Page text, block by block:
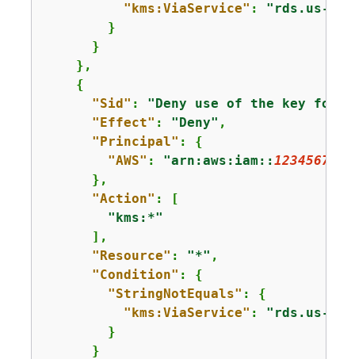
"kms:ViaService" : "rds.us-
        }
      }
    },
{
"Sid" : "Deny use of the key for
"Effect" : "Deny" ,
"Principal" : {
"AWS" : "arn:aws:iam::
      },
"Action" : [
"kms:*"
      ],
"Resource" : "*" ,
"Condition" : {
"StringNotEquals" : {
"kms:ViaService" : "rds.us-
        }
      }